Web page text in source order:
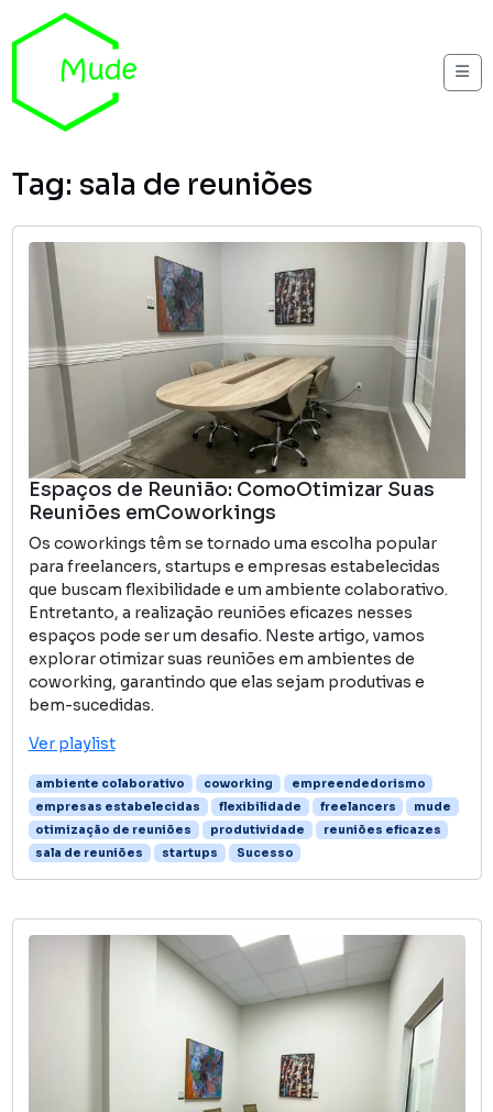
Skip to content
Tag: sala de reuniões
Espaços de Reunião: ComoOtimizar Suas
Reuniões emCoworkings
Os coworkings têm se tornado uma escolha popular
para freelancers, startups e empresas estabelecidas
que buscam flexibilidade e um ambiente colaborativo.
Entretanto, a realização reuniões eficazes nesses
espaços pode ser um desafio. Neste artigo, vamos
explorar otimizar suas reuniões em ambientes de
coworking, garantindo que elas sejam produtivas e
bem-sucedidas.
Ver playlist
ambiente colaborativo coworking
empreendedorismo
empresas estabelecidas
flexibilidade freelancers
mude
otimização de reuniões
produtividade
reuniões eficazes
sala de reuniões
startups Sucesso